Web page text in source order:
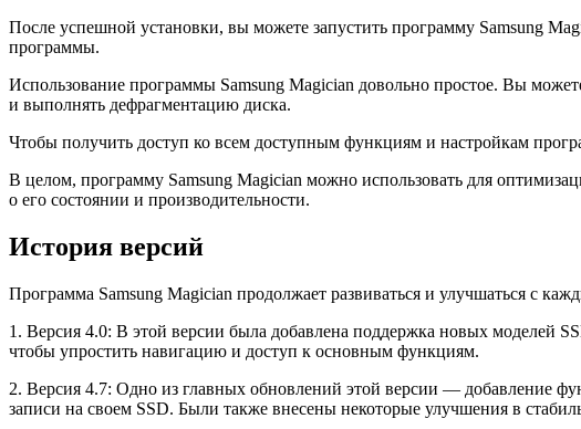
После успешной установки, вы можете запустить программу Samsung
программы.
Использование программы Samsung Magician довольно простое. Вы
и выполнять дефрагментацию диска.
Чтобы получить доступ ко всем доступным функциям и настройкам
В целом, программу Samsung Magician можно использовать для
о его состоянии и производительности.
История версий
Программа Samsung Magician продолжает развиваться и улучшаться с
1. Версия 4.0: В этой версии была добавлена поддержка новых моделей
чтобы упростить навигацию и доступ к основным функциям.
2. Версия 4.7: Одно из главных обновлений этой версии — добавление
записи на своем SSD. Были также внесены некоторые улучшения в